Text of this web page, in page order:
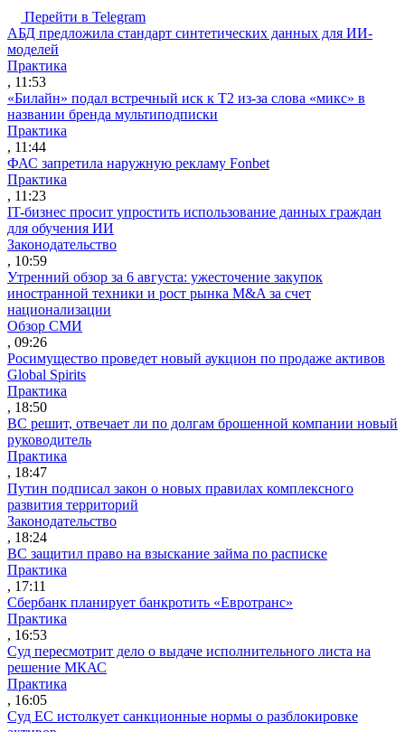
Перейти в Telegram
АБД предложила стандарт синтетических данных для ИИ-
моделей
Практика
, 11:53
«Билайн» подал встречный иск к Т2 из-за слова «микс» в
названии бренда мультиподписки
Практика
, 11:44
ФАС запретила наружную рекламу Fonbet
Практика
, 11:23
IT-бизнес просит упростить использование данных граждан
для обучения ИИ
Законодательство
, 10:59
Утренний обзор за 6 августа: ужесточение закупок
иностранной техники и рост рынка M&A за счет
национализации
Обзор СМИ
, 09:26
Росимущество проведет новый аукцион по продаже активов
Global Spirits
Практика
, 18:50
ВС решит, отвечает ли по долгам брошенной компании новый
руководитель
Практика
, 18:47
Путин подписал закон о новых правилах комплексного
развития территорий
Законодательство
, 18:24
ВС защитил право на взыскание займа по расписке
Практика
, 17:11
Сбербанк планирует банкротить «Евротранс»
Практика
, 16:53
Суд пересмотрит дело о выдаче исполнительного листа на
решение МКАС
Практика
, 16:05
Суд ЕС истолкует санкционные нормы о разблокировке